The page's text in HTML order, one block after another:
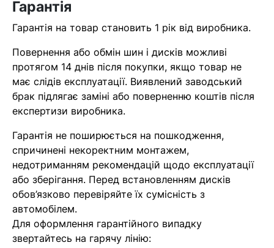
знайдена.
Гарантія
Гарантія на товар становить 1 рік від виробника.
Повернення або обмін шин і дисків можливі
протягом 14 днів після покупки, якщо товар не
має слідів експлуатації. Виявлений заводський
брак підлягає заміні або поверненню коштів після
експертизи виробника.
Гарантія не поширюється на пошкодження,
спричинені некоректним монтажем,
недотриманням рекомендацій щодо експлуатації
або зберігання. Перед встановленням дисків
обов’язково перевіряйте їх сумісність з
автомобілем.
Для оформлення гарантійного випадку
звертайтесь на гарячу лінію: